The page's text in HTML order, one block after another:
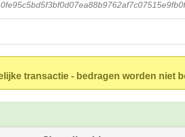
transactie - bedragen worden niet